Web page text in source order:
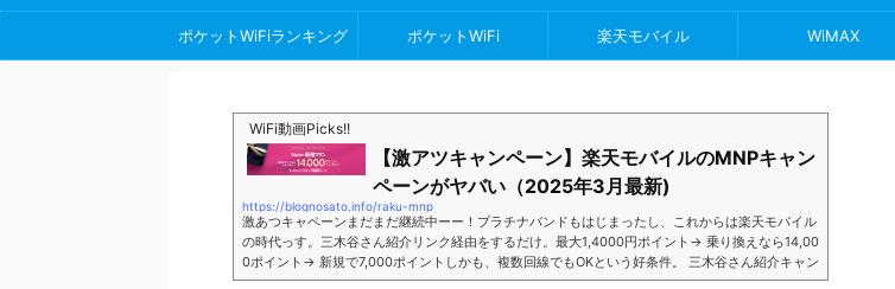
ポケットWiFiランキング ポケットWiFi 楽天モバイル WiMAX
WiFi動画Picks!!
【激アツキャンペーン】楽天モバイルのMNPキャン
ペーンがヤバい（2025年3月最新)
https://blognosato.info/raku-mnp
激あつキャペーンまだまだ継続中ーー！プラチナバンドもはじまったし、これからは楽天モバイル
の時代っす。三木谷さん紹介リンク経由をするだけ。最大1,4000円ポイント→ 乗り換えなら14,00
0ポイント→ 新規で7,000ポイントしかも、複数回線でもOKという好条件。 三木谷さん紹介キャン
ペーン＼激熱の三木谷さんキャンペーン／2回線目以降でもOK再契約でもでもOK背水の陣の楽天